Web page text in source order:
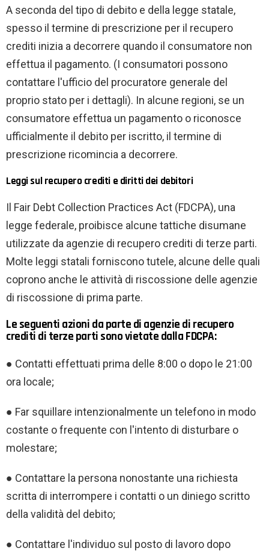
A seconda del tipo di debito e della legge statale,
spesso il termine di prescrizione per il recupero
crediti inizia a decorrere quando il consumatore non
effettua il pagamento. (I consumatori possono
contattare l'ufficio del procuratore generale del
proprio stato per i dettagli). In alcune regioni, se un
consumatore effettua un pagamento o riconosce
ufficialmente il debito per iscritto, il termine di
prescrizione ricomincia a decorrere.
Leggi sul recupero crediti e diritti dei debitori
Il Fair Debt Collection Practices Act (FDCPA), una
legge federale, proibisce alcune tattiche disumane
utilizzate da agenzie di recupero crediti di terze parti.
Molte leggi statali forniscono tutele, alcune delle quali
coprono anche le attività di riscossione delle agenzie
di riscossione di prima parte.
Le seguenti azioni da parte di agenzie di recupero
crediti di terze parti sono vietate dalla FDCPA:
● Contatti effettuati prima delle 8:00 o dopo le 21:00
ora locale;
● Far squillare intenzionalmente un telefono in modo
costante o frequente con l'intento di disturbare o
molestare;
● Contattare la persona nonostante una richiesta
scritta di interrompere i contatti o un diniego scritto
della validità del debito;
● Contattare l'individuo sul posto di lavoro dopo